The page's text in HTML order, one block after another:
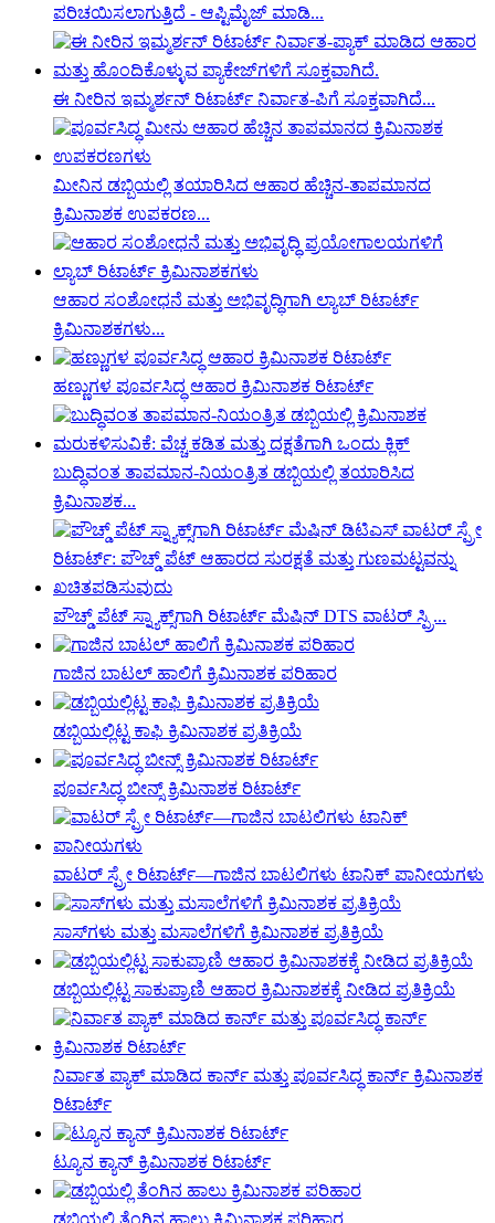
ಪರಿಚಯಿಸಲಾಗುತ್ತಿದೆ - ಆಪ್ಟಿಮೈಜ್ ಮಾಡಿ...
ಈ ನೀರಿನ ಇಮ್ಮರ್ಶನ್ ರಿಟಾರ್ಟ್ ನಿರ್ವಾತ-ಪಿಗೆ ಸೂಕ್ತವಾಗಿದೆ...
ಮೀನಿನ ಡಬ್ಬಿಯಲ್ಲಿ ತಯಾರಿಸಿದ ಆಹಾರ ಹೆಚ್ಚಿನ-ತಾಪಮಾನದ
ಕ್ರಿಮಿನಾಶಕ ಉಪಕರಣ...
ಆಹಾರ ಸಂಶೋಧನೆ ಮತ್ತು ಅಭಿವೃದ್ಧಿಗಾಗಿ ಲ್ಯಾಬ್ ರಿಟಾರ್ಟ್
ಕ್ರಿಮಿನಾಶಕಗಳು...
ಹಣ್ಣುಗಳ ಪೂರ್ವಸಿದ್ಧ ಆಹಾರ ಕ್ರಿಮಿನಾಶಕ ರಿಟಾರ್ಟ್
ಬುದ್ಧಿವಂತ ತಾಪಮಾನ-ನಿಯಂತ್ರಿತ ಡಬ್ಬಿಯಲ್ಲಿ ತಯಾರಿಸಿದ
ಕ್ರಿಮಿನಾಶಕ...
ಪೌಚ್ಡ್ ಪೆಟ್ ಸ್ನ್ಯಾಕ್ಸ್‌ಗಾಗಿ ರಿಟಾರ್ಟ್ ಮೆಷಿನ್ DTS ವಾಟರ್ ಸ್ಪ್ರಿ...
ಗಾಜಿನ ಬಾಟಲ್ ಹಾಲಿಗೆ ಕ್ರಿಮಿನಾಶಕ ಪರಿಹಾರ
ಡಬ್ಬಿಯಲ್ಲಿಟ್ಟ ಕಾಫಿ ಕ್ರಿಮಿನಾಶಕ ಪ್ರತಿಕ್ರಿಯೆ
ಪೂರ್ವಸಿದ್ಧ ಬೀನ್ಸ್ ಕ್ರಿಮಿನಾಶಕ ರಿಟಾರ್ಟ್
ವಾಟರ್ ಸ್ಪ್ರೇ ರಿಟಾರ್ಟ್—ಗಾಜಿನ ಬಾಟಲಿಗಳು ಟಾನಿಕ್ ಪಾನೀಯಗಳು
ಸಾಸ್‌ಗಳು ಮತ್ತು ಮಸಾಲೆಗಳಿಗೆ ಕ್ರಿಮಿನಾಶಕ ಪ್ರತಿಕ್ರಿಯೆ
ಡಬ್ಬಿಯಲ್ಲಿಟ್ಟ ಸಾಕುಪ್ರಾಣಿ ಆಹಾರ ಕ್ರಿಮಿನಾಶಕಕ್ಕೆ ನೀಡಿದ ಪ್ರತಿಕ್ರಿಯೆ
ನಿರ್ವಾತ ಪ್ಯಾಕ್ ಮಾಡಿದ ಕಾರ್ನ್ ಮತ್ತು ಪೂರ್ವಸಿದ್ಧ ಕಾರ್ನ್ ಕ್ರಿಮಿನಾಶಕ
ರಿಟಾರ್ಟ್
ಟ್ಯೂನ ಕ್ಯಾನ್ ಕ್ರಿಮಿನಾಶಕ ರಿಟಾರ್ಟ್
ಡಬ್ಬಿಯಲ್ಲಿ ತೆಂಗಿನ ಹಾಲು ಕ್ರಿಮಿನಾಶಕ ಪರಿಹಾರ